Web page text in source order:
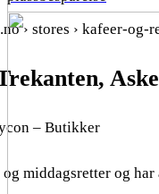
› stores › kafeer-og-
– Butikker
middagsretter og